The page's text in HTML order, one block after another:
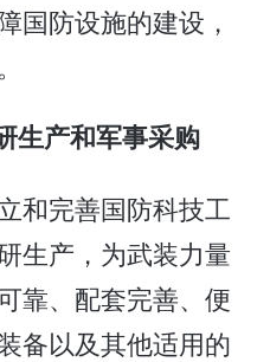
国防设施的建设，
产和军事采购
和完善国防科技工
生产，为武装力量
靠、配套完善、便
备以及其他适用的